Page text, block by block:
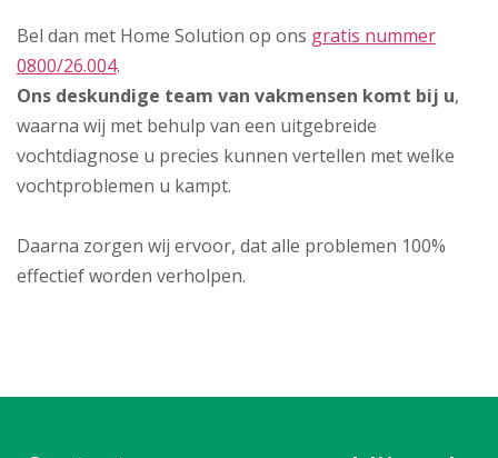
Bel dan met Home Solution op ons gratis nummer
0800/26.004.
Ons deskundige team van vakmensen komt bij u,
waarna wij met behulp van een uitgebreide
vochtdiagnose u precies kunnen vertellen met welke
vochtproblemen u kampt.
Daarna zorgen wij ervoor, dat alle problemen 100%
effectief worden verholpen.